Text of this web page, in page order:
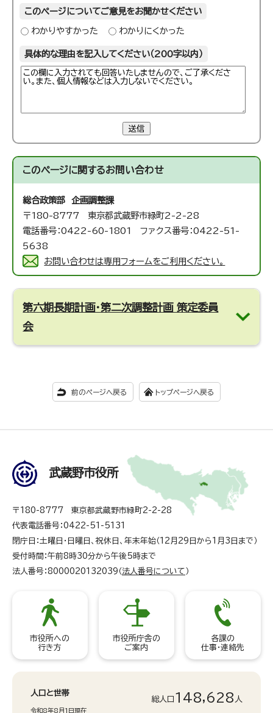
このページについてご意見をお聞かせください
わかりやすかった わかりにくかった
具体的な理由を記入してください（200字以内）
送信
このページに関するお問い合わせ
総合政策部 企画調整課
〒180-8777 東京都武蔵野市緑町2-2-28
電話番号：0422-60-1801 ファクス番号：0422-51-
5638
お問い合わせは専用フォームをご利用ください。
第六期長期計画・第二次調整計画 策定委員
会
前のページへ戻る トップページへ戻る
武蔵野市役所
〒180-8777 東京都武蔵野市緑町2-2-28
代表電話番号：0422-51-5131
閉庁日：土曜日・日曜日、祝休日、年末年始（12月29日から1月3日まで）
受付時間：午前8時30分から午後5時まで
法人番号：8000020132039（ 法人番号について ）
市役所への
行き方
市役所庁舎の
ご案内
各課の
仕事・連絡先
人口と世帯
令和8年8月1日現在
総人口 148,628 人